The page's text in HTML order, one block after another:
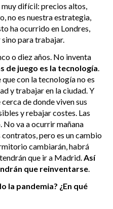
difícil: precios altos,
no es nuestra estrategia,
ha ocurrido en Londres,
para trabajar.
o diez años. No inventa
de juego es la tecnología.
que con la tecnología no es
y trabajar en la ciudad. Y
de donde viven sus
y rebajar costes. Las
No va a ocurrir mañana
pero es un cambio
cambiarán, habrá
que ir a Madrid.Así
que reinventarse.
la pandemia? ¿En qué